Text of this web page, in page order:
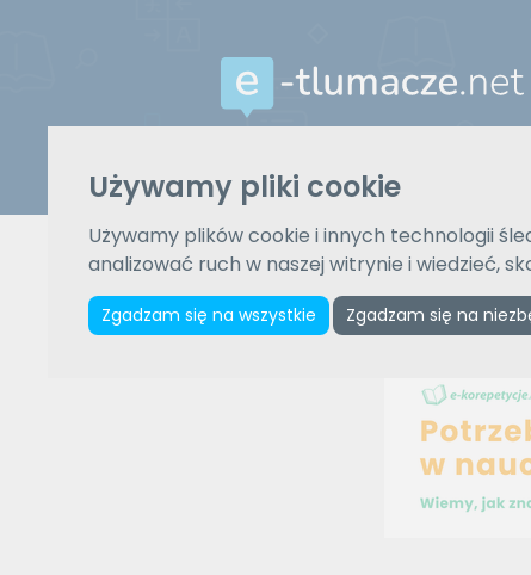
Używamy pliki cookie
Używamy plików cookie i innych technologii
analizować ruch w naszej witrynie i wiedzieć,
Zgadzam się na wszystkie Zgadzam się na
Z języka
Wybierz język